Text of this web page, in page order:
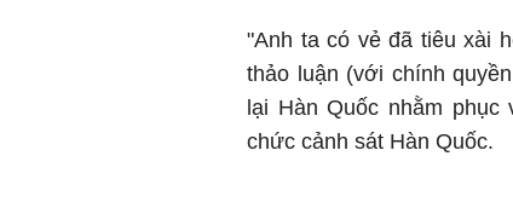
"Anh ta có vẻ đã tiêu xài
thảo luận (với chính
lại Hàn Quốc nhằm phục
chức cảnh sát Hàn Quốc.